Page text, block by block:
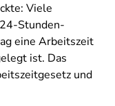
Viele
Stunden-
eine Arbeitszeit
ist. Das
und